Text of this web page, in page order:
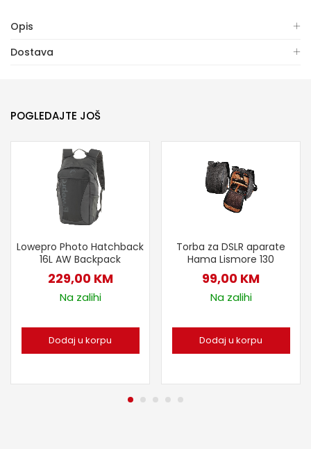
Opis
Dostava
POGLEDAJTE JOŠ
Lowepro Photo Hatchback
16L AW Backpack
229,00 KM
Na zalihi
Dodaj u korpu
Torba za DSLR aparate
Hama Lismore 130
99,00 KM
Na zalihi
Dodaj u korpu